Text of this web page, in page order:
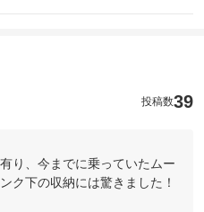
投稿数39
り、今までに乗っていたムー
ク下の収納には驚きました！